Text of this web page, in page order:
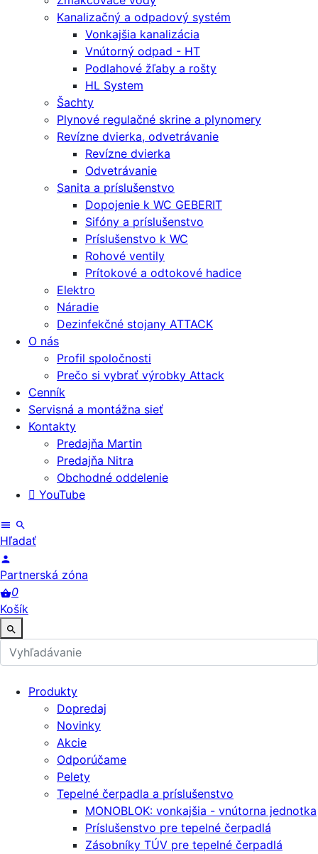
Kanalizačný a odpadový systém
Vonkajšia kanalizácia
Vnútorný odpad - HT
Podlahové žľaby a rošty
HL System
Šachty
Plynové regulačné skrine a plynomery
Revízne dvierka, odvetrávanie
Revízne dvierka
Odvetrávanie
Sanita a príslušenstvo
Dopojenie k WC GEBERIT
Sifóny a príslušenstvo
Príslušenstvo k WC
Rohové ventily
Prítokové a odtokové hadice
Elektro
Náradie
Dezinfekčné stojany ATTACK
O nás
Profil spoločnosti
Prečo si vybrať výrobky Attack
Cenník
Servisná a montážna sieť
Kontakty
Predajňa Martin
Predajňa Nitra
Obchodné oddelenie
YouTube
Hľadať
Partnerská zóna
0
Košík
Produkty
Dopredaj
Novinky
Akcie
Odporúčame
Pelety
Tepelné čerpadla a príslušenstvo
MONOBLOK: vonkajšia - vnútorna jednotka
Príslušenstvo pre tepelné čerpadlá
Zásobníky TÚV pre tepelné čerpadlá